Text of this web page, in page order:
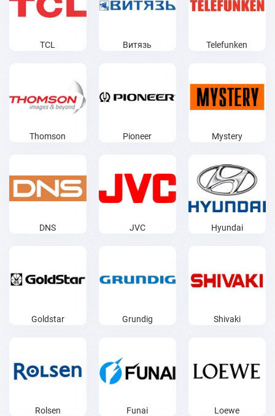
TCL Витязь Telefunken
Thomson Pioneer Mystery
DNS JVC Hyundai
Goldstar Grundig Shivaki
Rolsen Funai Loewe